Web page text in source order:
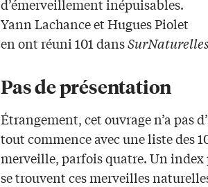
d’émerveillement inépuisables.
Yann Lachance et Hugues Piolet
en ont réuni 101 dans
Pas de présentation
Étrangement, cet ouvrage n’a pas
tout commence avec une liste des
merveille, parfois quatre. Un index
se trouvent ces merveilles